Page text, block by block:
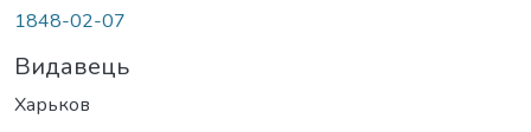
1848-02-07
Видавець
Харьков